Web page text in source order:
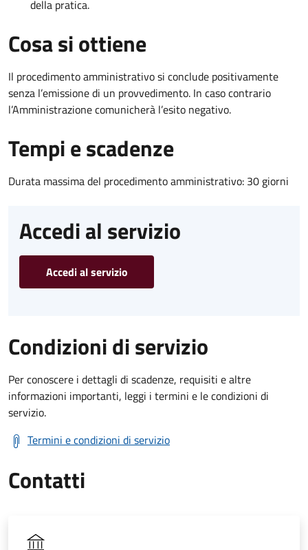
della pratica.
Cosa si ottiene
Il procedimento amministrativo si conclude positivamente
senza l’emissione di un provvedimento. In caso contrario
l’Amministrazione comunicherà l’esito negativo.
Tempi e scadenze
Durata massima del procedimento amministrativo: 30 giorni
Accedi al servizio
Accedi al servizio
Condizioni di servizio
Per conoscere i dettagli di scadenze, requisiti e altre
informazioni importanti, leggi i termini e le condizioni di
servizio.
Termini e condizioni di servizio
Contatti